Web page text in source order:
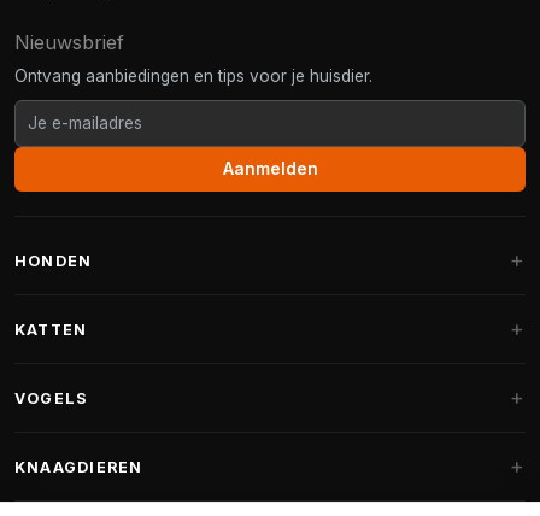
Nieuwsbrief
Ontvang aanbiedingen en tips voor je huisdier.
Aanmelden
HONDEN
Fantail hondenmanden
KATTEN
Krabpalen voor Maine Coon
VOGELS
Vogelvoer binnenvogels
KNAAGDIEREN